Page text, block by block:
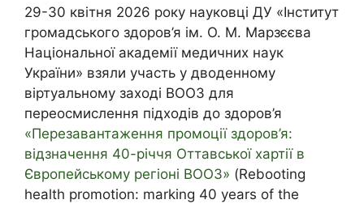
29-30 квітня 2026 року науковці ДУ «Інститут
громадського здоров’я ім. О. М. Марзєєва
Національної академії медичних наук
України» взяли участь у дводенному
віртуальному заході ВООЗ для
переосмислення підходів до здоров’я
«Перезавантаження промоції здоров’я:
відзначення 40-річчя Оттавської хартії в
Європейському регіоні ВООЗ» (Rebooting
health promotion: marking 40 years of the